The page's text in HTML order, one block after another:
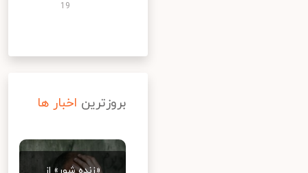
19
بروزترین اخبار ها